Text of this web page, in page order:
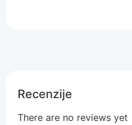
Recenzije
There are no reviews yet